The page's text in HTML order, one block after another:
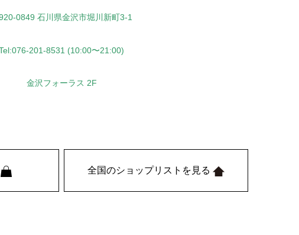
0849 石川県金沢市堀川新町3-1
201-8531 (10:00〜21:00)
金沢フォーラス 2F
全国のショップリストを見る